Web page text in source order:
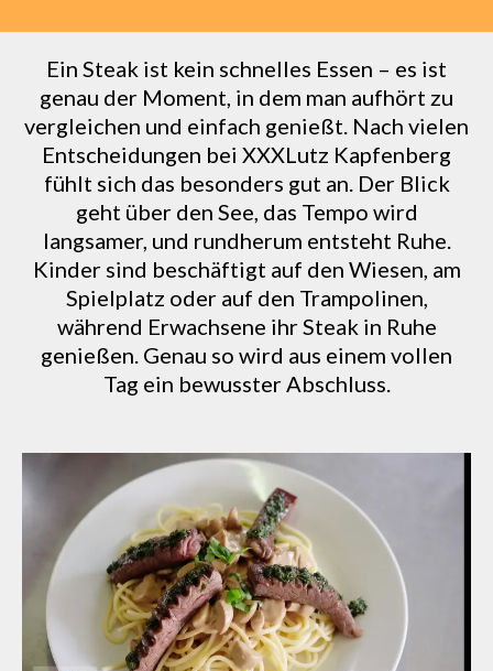
Ein Steak ist kein schnelles Essen – es ist
genau der Moment, in dem man aufhört zu
vergleichen und einfach genießt. Nach vielen
Entscheidungen bei XXXLutz Kapfenberg
fühlt sich das besonders gut an. Der Blick
geht über den See, das Tempo wird
langsamer, und rundherum entsteht Ruhe.
Kinder sind beschäftigt auf den Wiesen, am
Spielplatz oder auf den Trampolinen,
während Erwachsene ihr Steak in Ruhe
genießen. Genau so wird aus einem vollen
Tag ein bewusster Abschluss.